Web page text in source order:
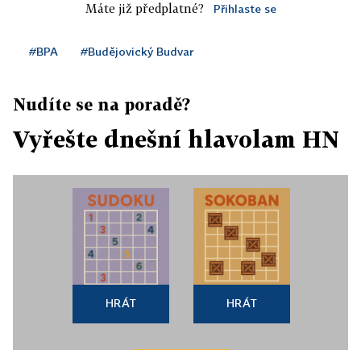
Máte již předplatné? Přihlaste se
#BPA #Budějovický Budvar
Nudíte se na poradě?
Vyřešte dnešní hlavolam HN
HRÁT HRÁT